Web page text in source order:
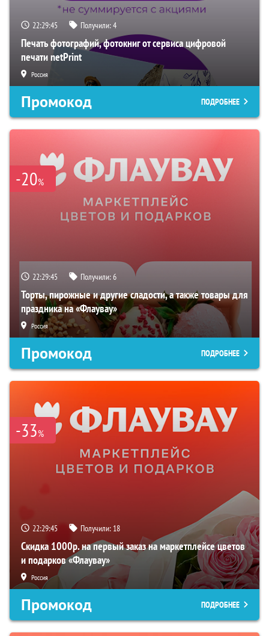
22:29:44 Получили:4
Печать фотографий, фотокниг от сервиса цифровой
печати netPrint
Россия
Промокод ПОДРОБНЕЕ
-20%
22:29:44 Получили:6
Торты, пирожные и другие сладости, а также товары для
праздника на «Флаувау»
Россия
Промокод ПОДРОБНЕЕ
-33%
22:29:44 Получили: 18
Скидка 1000р. на первый заказ на маркетплейсе цветов
и подарков «Флаувау»
Россия
Промокод ПОДРОБНЕЕ